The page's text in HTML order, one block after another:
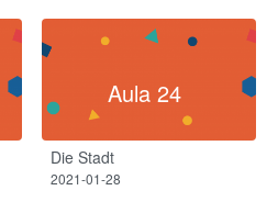
Aula 24
Die Stadt
2021-01-28